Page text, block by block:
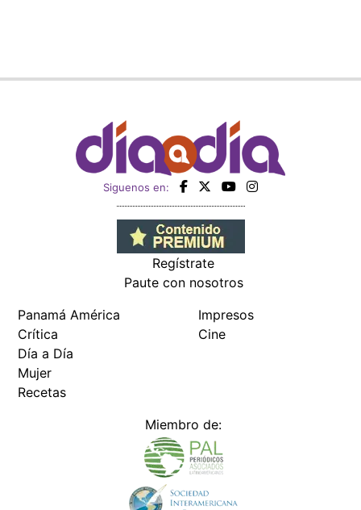
Siguenos en:
Regístrate
Paute con nosotros
Panamá América
Crítica
Día a Día
Mujer
Recetas
Impresos
Cine
Miembro de: